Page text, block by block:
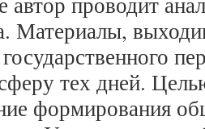
Материалы,
тех дней.
формирования